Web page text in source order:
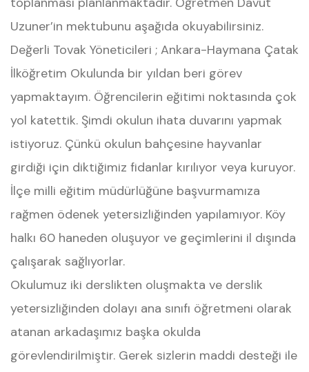
Uzuner’in mektubunu aşağıda okuyabilirsiniz.
Değerli Tovak Yöneticileri ; Ankara-Haymana Çatak
İlköğretim Okulunda bir yıldan beri görev
yapmaktayım. Öğrencilerin eğitimi noktasında çok
yol katettik. Şimdi okulun ihata duvarını yapmak
istiyoruz. Çünkü okulun bahçesine hayvanlar
girdiği için diktiğimiz fidanlar kırılıyor veya kuruyor.
İlçe milli eğitim müdürlüğüne başvurmamıza
rağmen ödenek yetersizliğinden yapılamıyor. Köy
halkı 60 haneden oluşuyor ve geçimlerini il dışında
çalışarak sağlıyorlar.
Okulumuz iki derslikten oluşmakta ve derslik
yetersizliğinden dolayı ana sınıfı öğretmeni olarak
atanan arkadaşımız başka okulda
görevlendirilmiştir. Gerek sizlerin maddi desteği ile